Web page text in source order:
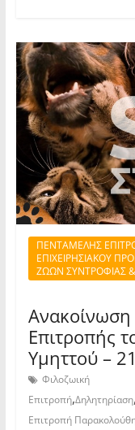
ΠΕΝΤΑΜΕΛΗΣ
ΕΠΙΧΕΙΡΗΣΙΑΚΟΥ
ΖΩΩΝ ΣΥΝΤΡΟΦΙΑΣ
Ανακοίνωση
Επιτροπής
Υμηττού –
Φιλοζωική
Επιτροπή,Δηλητηρίαση,
Επιτροπή